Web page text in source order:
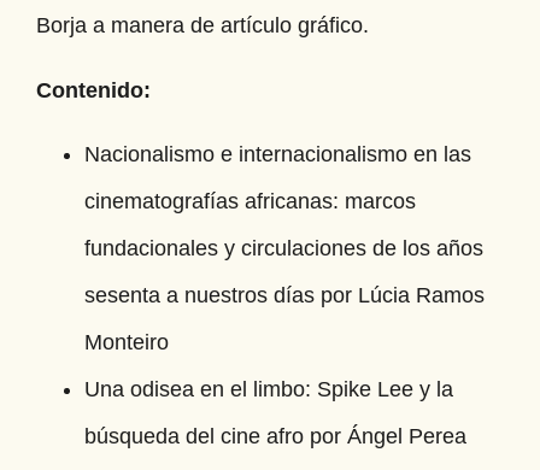
Borja a manera de artículo gráfico.
Contenido:
Nacionalismo e internacionalismo en las
cinematografías africanas: marcos
fundacionales y circulaciones de los años
sesenta a nuestros días por Lúcia Ramos
Monteiro
Una odisea en el limbo: Spike Lee y la
búsqueda del cine afro por Ángel Perea